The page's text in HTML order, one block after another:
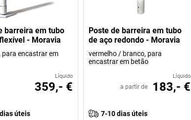
barreira em tubo
- Moravia
para encastrar em
Líquido
359,- €
úteis
Poste de barreira em tubo
de aço redondo - Moravia
vermelho / branco, para
encastrar em betão
Líquido
a partir de 183,- €
7-10 dias úteis